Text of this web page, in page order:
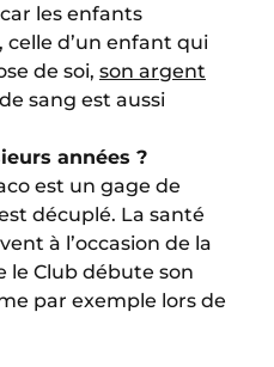
les enfants
d’un enfant qui
de soi, son argent
sang est aussi
années ?
est un gage de
décuplé. La santé
à l’occasion de la
le Club débute son
par exemple lors de